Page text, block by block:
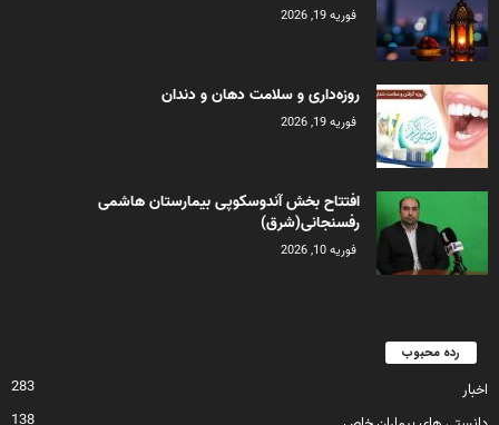
فوریه 19, 2026
روزه‌داری و سلامت دهان و دندان
فوریه 19, 2026
افتتاح بخش آندوسکوپی بیمارستان هاشمی
رفسنجانی(شرق)
فوریه 10, 2026
رده محبوب
اخبار
283
138